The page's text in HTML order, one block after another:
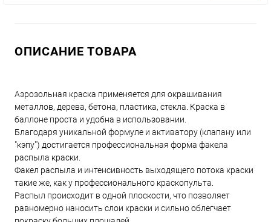
ОПИСАНИЕ ТОВАРА
Аэрозольная краска применяется для окрашивания
металлов, дерева, бетона, пластика, стекла. Краска в
баллоне проста и удобна в использовании.
Благодаря уникальной формуле и активатору (клапану или
"кэпу") достигается профессиональная форма факела
распыла краски.
Факел распыла и интенсивность выходящего потока краски
такие же, как у профессионального краскопульта.
Распыл происходит в одной плоскости, что позволяет
равномерно наносить слои краски и сильно облегчает